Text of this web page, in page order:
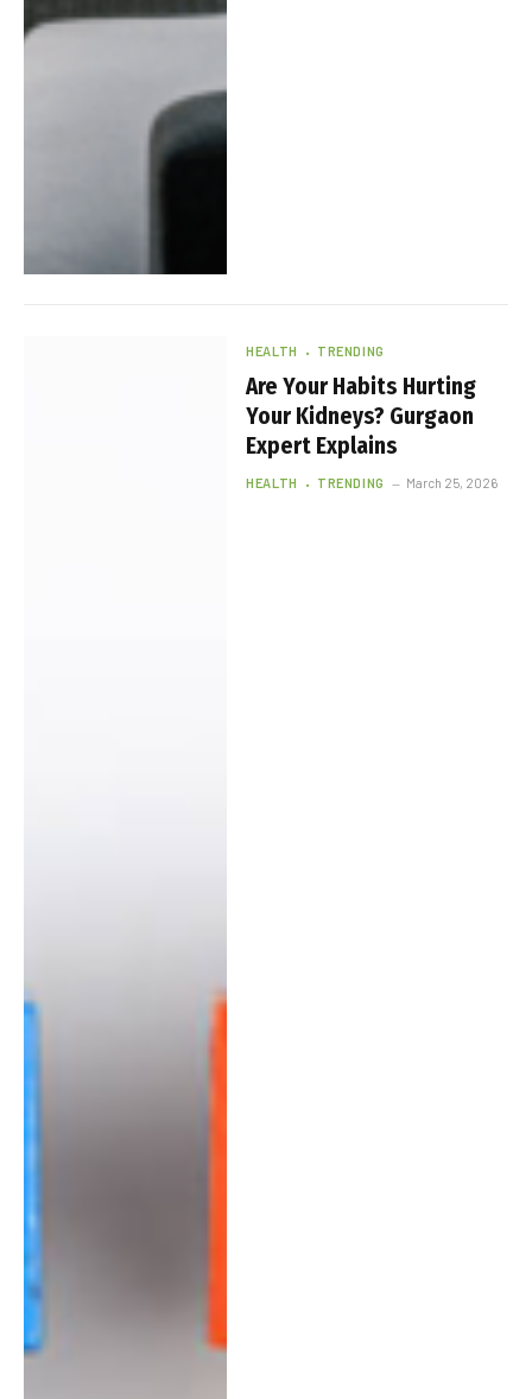
HEALTH TRENDING
Are Your Habits Hurting
Your Kidneys? Gurgaon
Expert Explains
HEALTH TRENDING March 25, 2026